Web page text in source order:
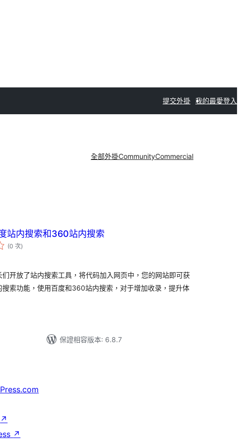
提交外掛 我的最愛登入
全部外掛CommunityCommercial
站内搜索和360站内搜索
(0 次評
分)
开放了站内搜索工具，将代码加入网页中，您的网站即可获
索功能，使用百度和360站内搜索，对于增加收录，提升体
保證相容版本: 6.8.7
↗
↗